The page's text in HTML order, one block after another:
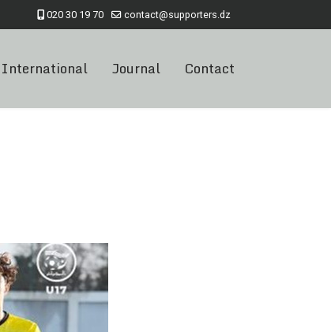
020 30 19 70 contact@supporters.dz
International Journal Contact